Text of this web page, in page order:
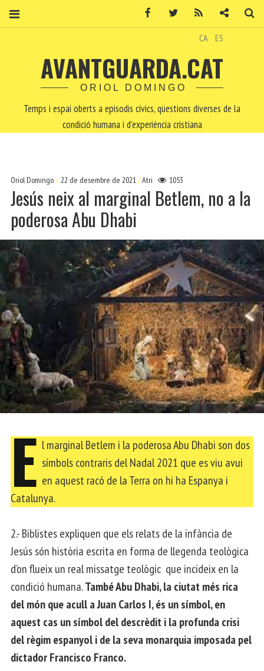
CA ES
AVANTGUARDA.CAT
ORIOL DOMINGO
Temps i espai oberts a episodis cívics, qüestions diverses de la
condició humana i d'experiència cristiana
Oriol Domingo 22 de desembre de 2021 Atri 1053
Jesús neix al marginal Betlem, no a la
poderosa Abu Dhabi
E l marginal Betlem i la poderosa Abu Dhabi son dos
símbols contraris del Nadal 2021 que es viu avui
en aquest racó de la Terra on hi ha Espanya i
Catalunya.
2.- Biblistes expliquen que els relats de la infància de
Jesús són història escrita en forma de llegenda teològica
d’on flueix un real missatge teològic que incideix en la
condició humana.També Abu Dhabi, la ciutat més rica
del món que acull a Juan Carlos I, és un símbol, en
aquest cas un símbol del descrèdit i la profunda crisi
del règim espanyol i de la seva monarquia imposada pel
dictador Francisco Franco.
Facebook Twitter Contacte